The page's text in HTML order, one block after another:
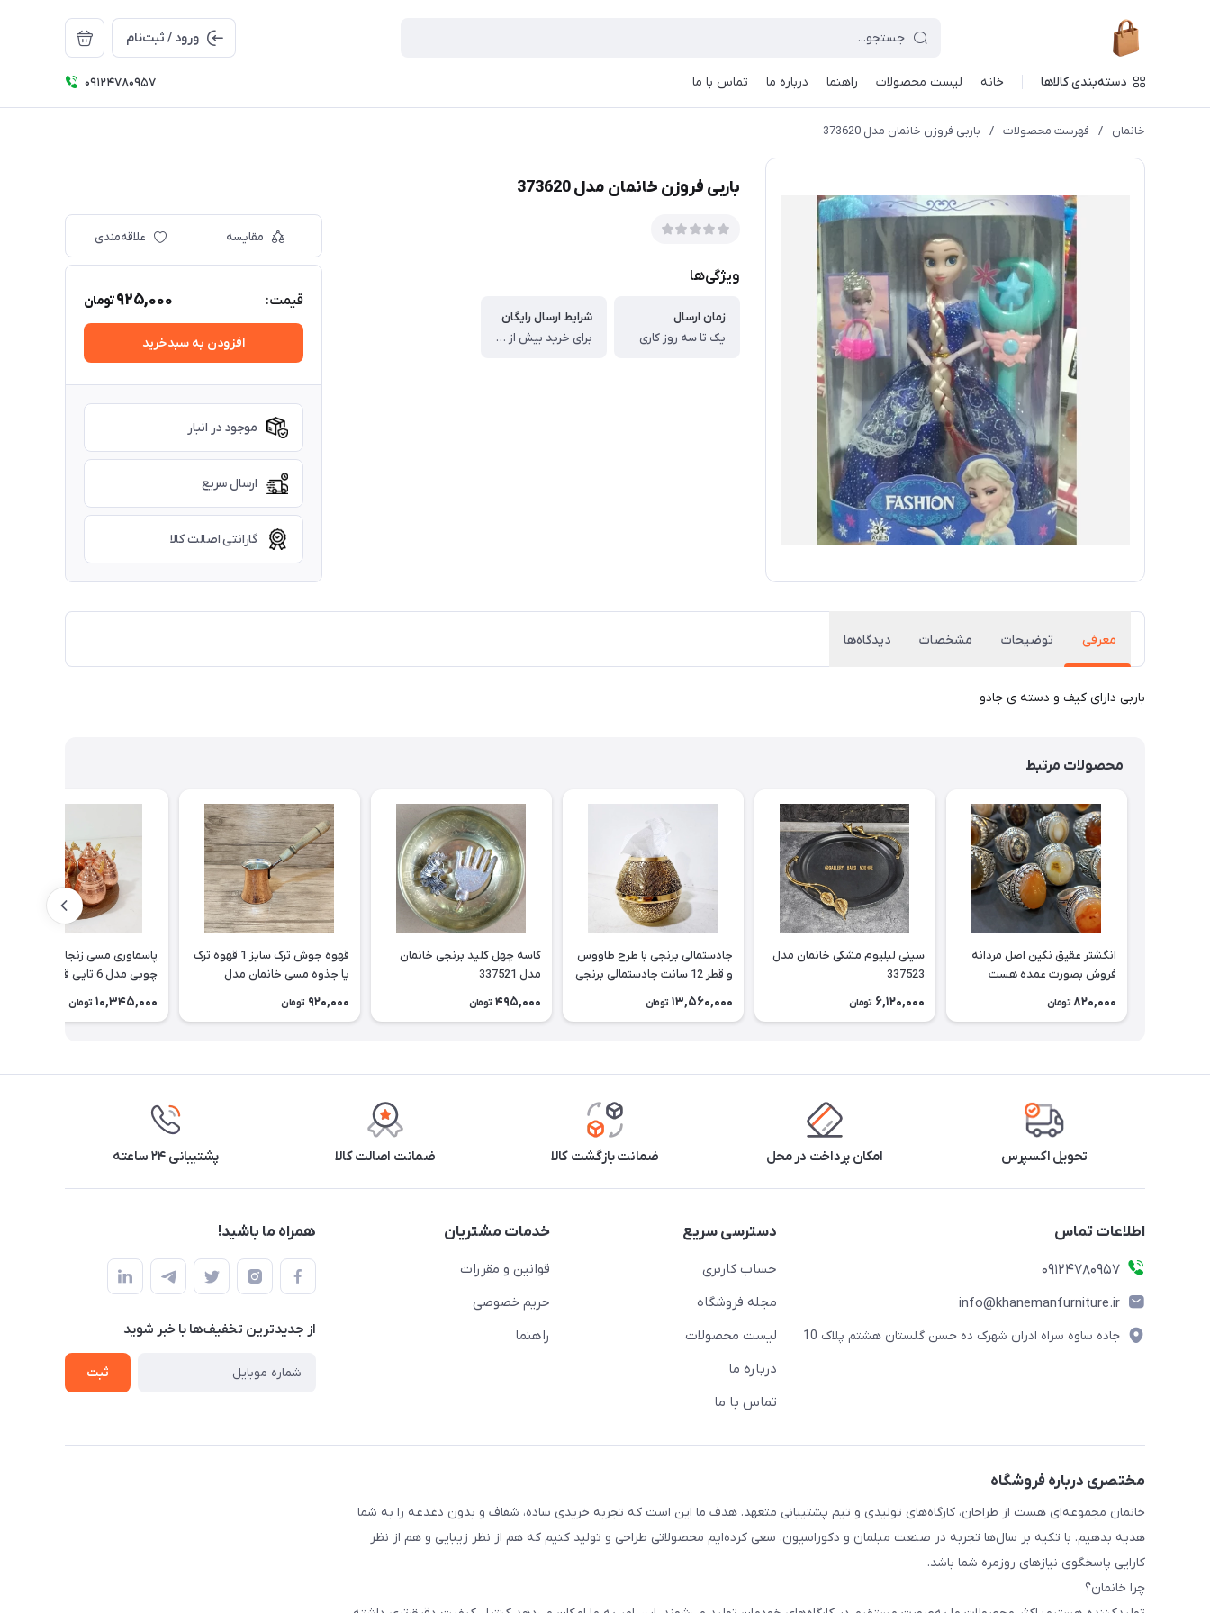
ورود / ثبت‌نام
دسته‌بندی کالاها خانه لیست محصولات راهنما درباره ما تماس با ما 09124780957
خانمان / فهرست محصولات / باربی فروزن خانمان مدل 373620
باربی فروزن خانمان مدل 373620
ویژگی‌ها
زمان ارسال
یک تا سه روز کاری
شرایط ارسال رایگان
برای خرید بیش از سه میلیون برای تهران
مقایسه علاقه‌مندی
قیمت: 925,000تومان
افزودن به سبدخرید
موجود در انبار
ارسال سریع
گارانتی اصالت کالا
معرفی توضیحات مشخصات دیدگاه‌ها
باربی دارای کیف و دسته ی جادو
محصولات مرتبط
انگشتر عقیق نگین اصل مردانه
فروش بصورت عمده هست
هست فروش بصورت رندوم
820,000 تومان
سینی لیلیوم مشکی خانمان مدل
337523
6,120,000 تومان
جادستمالی برنجی با طرح طاووس
و قطر 12 سانت جادستمالی برنجی
جا دستمال برنجی جادستمالی برنز
مناسب استفاده دائم وقابل
13,560,000 تومان
کاسه چهل کلید برنجی خانمان
مدل 337521
495,000 تومان
قهوه جوش ترک سایز 1 قهوه ترک
یا جذوه مسی خانمان مدل
920,000 تومان
پاسماوری مسی زنجان با استند
چوبی مدل 6 تایی قاشق دار و
نانو شده خانمان مدل 337519
10,345,000 تومان
تحویل اکسپرس امکان پرداخت در محل ضمانت بازگشت کالا ضمانت اصالت کالا پشتیبانی ۲۴ ساعته
اطلاعات تماس
09124780957
info@khanemanfurniture.ir
جاده ساوه سراه ادران شهرک ده حسن گلستان هشتم پلاک 10
دسترسی سریع
حساب کاربری
مجله فروشگاه
لیست محصولات
درباره ما
تماس با ما
خدمات مشتریان
قوانین و مقررات
حریم خصوصی
راهنما
همراه ما باشید!
از جدید‌ترین تخفیف‌ها با‌ خبر شوید
ثبت
مختصری درباره فروشگاه
خانمان مجموعه‌ای هست از طراحان، کارگاه‌های تولیدی و تیم پشتیبانی متعهد. هدف ما این است که تجربه خریدی ساده، شفاف و بدون دغدغه را به شما
هدیه بدهیم. با تکیه بر سال‌ها تجربه در صنعت مبلمان و دکوراسیون، سعی کرده‌ایم محصولاتی طراحی و تولید کنیم که هم از نظر زیبایی و هم از نظر
کارایی پاسخگوی نیازهای روزمره شما باشد.
چرا خانمان؟